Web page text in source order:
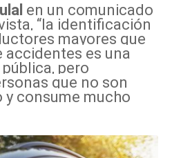
en un comunicado
“la identificación
mayores que
accidentes es una
pero
que no son
y consume mucho